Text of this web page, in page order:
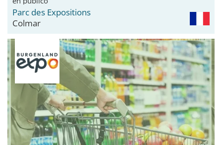
Parc des Expositions
Colmar